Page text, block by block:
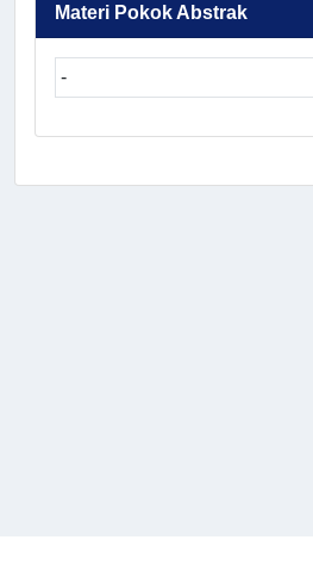
Materi Pokok Abstrak
-